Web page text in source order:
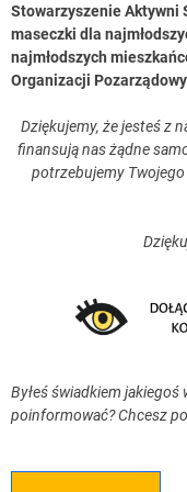
Stowarzyszenie Aktywni
maseczki dla
najmłodszych
Organizacji
Dziękujemy, że jesteś z
finansują nas żądne
potrzebujemy
Byłeś świadkiem jakiegoś
poinformować? Chcesz